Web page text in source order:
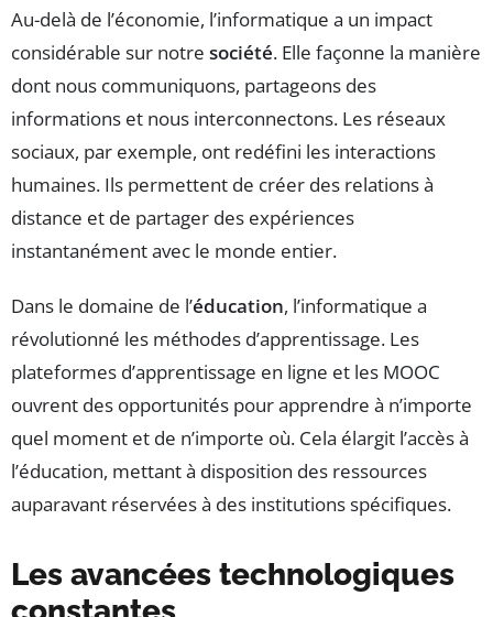
Au-delà de l’économie, l’informatique a un impact
considérable sur notre société. Elle façonne la manière
dont nous communiquons, partageons des
informations et nous interconnectons. Les réseaux
sociaux, par exemple, ont redéfini les interactions
humaines. Ils permettent de créer des relations à
distance et de partager des expériences
instantanément avec le monde entier.
Dans le domaine de l’éducation, l’informatique a
révolutionné les méthodes d’apprentissage. Les
plateformes d’apprentissage en ligne et les MOOC
ouvrent des opportunités pour apprendre à n’importe
quel moment et de n’importe où. Cela élargit l’accès à
l’éducation, mettant à disposition des ressources
auparavant réservées à des institutions spécifiques.
Les avancées technologiques